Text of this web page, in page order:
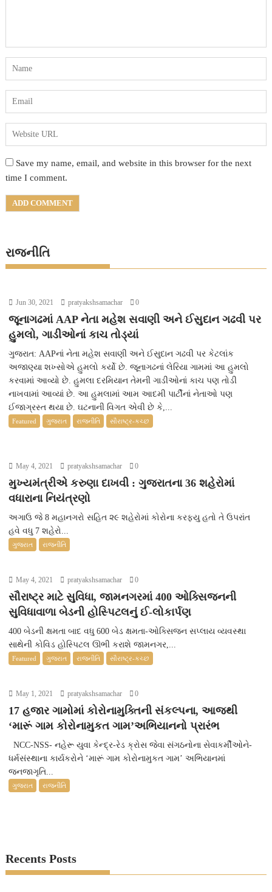
Save my name, email, and website in this browser for the next
time I comment.
રાજનીતિ
Jun 30, 2021 pratyakshsamachar 0
જૂનાગઢમાં AAP નેતા મહેશ સવાણી અને ઈસુદાન ગઢવી પર
હુમલો, ગાડીઓનાં કાચ તોડ્યાં
ગુજરાત: AAPનાં નેતા મહેશ સવાણી અને ઈસુદાન ગઢવી પર કેટલાંક
અજાણ્યા શખ્સોએ હુમલો કર્યો છે. જૂનાગઢનાં લેરિયા ગામમાં આ હુમલો
કરવામાં આવ્યો છે. હુમલા દરમિયાન તેમની ગાડીઓનાં કાચ પણ તોડી
નાખવામાં આવ્યાં છે. આ હુમલામાં આમ આદમી પાર્ટીનાં નેતાઓ પણ
ઈજાગ્રસ્ત થયા છે. ઘટનાની વિગત એવી છે કે,...
Featured ગુજરાત રાજનીતિ સૌરાષ્ટ્ર-કચ્છ
May 4, 2021 pratyakshsamachar 0
મુખ્યમંત્રીએ કરુણા દાખવી : ગુજરાતના 36 શહેરોમાં
વધારાના નિયંત્રણો
અગાઉ જે 8 મહાનગરો સહિત ૨૯ શહેરોમાં કોરોના કરફ્યુ હતો તે ઉપરાંત
હવે વધુ 7 શહેરો...
ગુજરાત રાજનીતિ
May 4, 2021 pratyakshsamachar 0
સૌરાષ્ટ્ર માટે સુવિધા, જામનગરમાં 400 ઓક્સિજનની
સુવિધાવાળા બેડની હોસ્પિટલનું ઈ-લોકાર્પણ
400 બેડની ક્ષમતા બાદ વધુ 600 બેડ ક્ષમતા-ઓક્સિજન સપ્લાય વ્યવસ્થા
સાથેની કોવિડ હોસ્પિટલ ઊભી કરાશે જામનગર,...
Featured ગુજરાત રાજનીતિ સૌરાષ્ટ્ર-કચ્છ
May 1, 2021 pratyakshsamachar 0
17 હજાર ગામોમાં કોરોનામુક્તિની સંકલ્પના, આજથી
‘મારૂં ગામ કોરોનામુકત ગામ’અભિયાનનો પ્રારંભ
NCC-NSS- નહેરૂ યુવા કેન્દ્ર-રેડ ક્રોસ જેવા સંગઠનોના સેવાકર્મીઓને-
ધર્મસંસ્થાના કાર્યકરોને ‘મારૂં ગામ કોરોનામુકત ગામ’ અભિયાનમાં
જનજાગૃતિ...
ગુજરાત રાજનીતિ
Recents Posts